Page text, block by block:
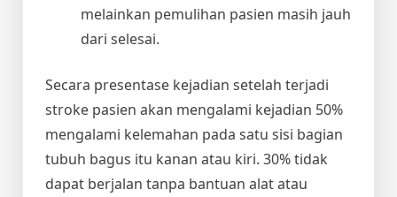
melainkan pemulihan pasien masih jauh
dari selesai.
Secara presentase kejadian setelah terjadi
stroke pasien akan mengalami kejadian 50%
mengalami kelemahan pada satu sisi bagian
tubuh bagus itu kanan atau kiri. 30% tidak
dapat berjalan tanpa bantuan alat atau